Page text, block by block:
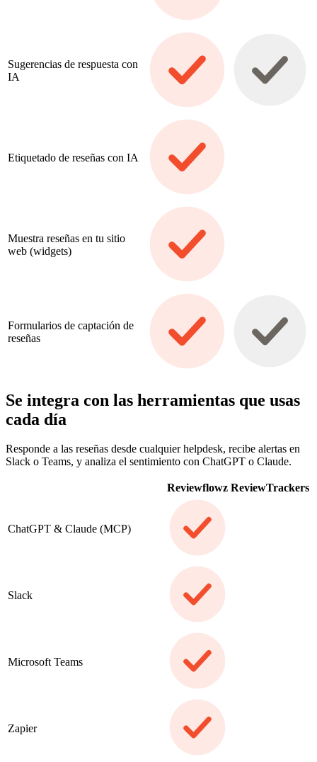
Sugerencias de respuesta con
IA
Etiquetado de reseñas con IA
Muestra reseñas en tu sitio
web (widgets)
Formularios de captación de
reseñas
Se integra con las herramientas que usas
cada día
Responde a las reseñas desde cualquier helpdesk, recibe alertas en
Slack o Teams, y analiza el sentimiento con ChatGPT o Claude.
Reviewflowz ReviewTrackers
ChatGPT & Claude (MCP)
Slack
Microsoft Teams
Zapier